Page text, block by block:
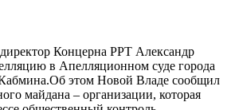
Концерна РРТ Александр
в Апелляционном суде города
этом Новой Владе сообщил
майдана – организации, которая